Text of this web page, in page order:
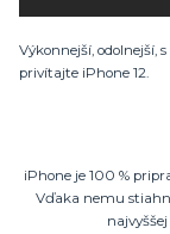
Výkonnejší, odolnejší,
privítajte iPhone 12.
iPhone je 100 %
Vďaka nemu